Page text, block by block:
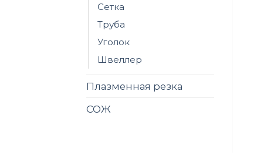
Сетка
Труба
Уголок
Швеллер
Плазменная резка
СОЖ